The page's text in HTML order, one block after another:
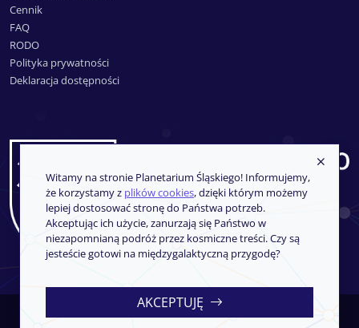
Cennik
FAQ
RODO
Polityka prywatności
Deklaracja dostępności
Copyright © 2013-2026SoftCOM- System sprzedaży i rezerwacji
Witamy na stronie Planetarium Śląskiego! Informujemy,
że korzystamy z plików cookies, dzięki którym możemy
lepiej dostosować stronę do Państwa potrzeb.
Akceptując ich użycie, zanurzają się Państwo w
niezapomnianą podróż przez kosmiczne treści. Czy są
jesteście gotowi na międzygalaktyczną przygodę?
AKCEPTUJĘ